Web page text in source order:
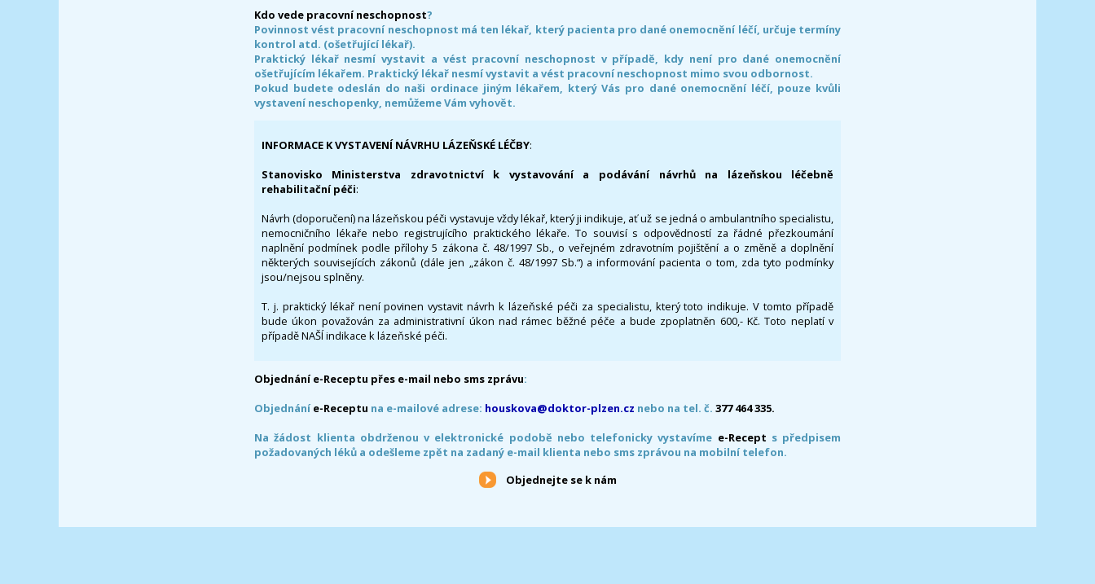
Kdo vede pracovní neschopnost?
Povinnost vést pracovní neschopnost má ten lékař, který pacienta pro dané onemocnění léčí, určuje termíny
kontrol atd. (ošetřující lékař).
Praktický lékař nesmí vystavit a vést pracovní neschopnost v případě, kdy není pro dané onemocnění
ošetřujícím lékařem. Praktický lékař nesmí vystavit a vést pracovní neschopnost mimo svou odbornost.
Pokud budete odeslán do naši ordinace jiným lékařem, který Vás pro dané onemocnění léčí, pouze kvůli
vystavení neschopenky, nemůžeme Vám vyhovět.
INFORMACE K VYSTAVENÍ NÁVRHU LÁZEŇSKÉ LÉČBY:
Stanovisko Ministerstva zdravotnictví k vystavování a podávání návrhů na lázeňskou léčebně
rehabilitační péči:
Návrh (doporučení) na lázeňskou péči vystavuje vždy lékař, který ji indikuje, ať už se jedná o ambulantního specialistu,
nemocničního lékaře nebo registrujícího praktického lékaře. To souvisí s odpovědností za řádné přezkoumání
naplnění podmínek podle přílohy 5 zákona č. 48/1997 Sb., o veřejném zdravotním pojištění a o změně a doplnění
některých souvisejících zákonů (dále jen „zákon č. 48/1997 Sb.“) a informování pacienta o tom, zda tyto podmínky
jsou/nejsou splněny.
T. j. praktický lékař není povinen vystavit návrh k lázeňské péči za specialistu, který toto indikuje. V tomto případě
bude úkon považován za administrativní úkon nad rámec běžné péče a bude zpoplatněn 600,- Kč. Toto neplatí v
případě NAŠÍ indikace k lázeňské péči.
Objednání e-Receptu přes e-mail nebo sms zprávu:
Objednáníe-Receptu na e-mailové adrese: houskova@doktor-plzen.cz nebo na tel. č. 377 464 335.
Na žádost klienta obdrženou v elektronické podobě nebo telefonicky vystavíme e-Recept s předpisem
požadovaných léků a odešleme zpět na zadaný e-mail klienta nebo sms zprávou na mobilní telefon.
Objednejte se k nám